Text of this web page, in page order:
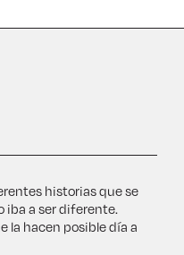
historias que se
iba a ser diferente.
la hacen posible día a